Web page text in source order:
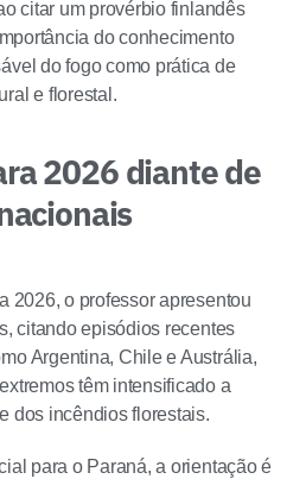
citar um provérbio finlandês
do conhecimento
do fogo como prática de
e florestal.
2026 diante de
2026, o professor apresentou
citando episódios recentes
Argentina, Chile e Austrália,
têm intensificado a
dos incêndios florestais.
para o Paraná, a orientação é